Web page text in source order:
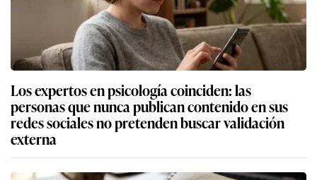
Los expertos en psicología coinciden: las
personas que nunca publican contenido en sus
redes sociales no pretenden buscar validación
externa